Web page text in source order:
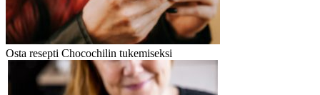
Osta resepti Chocochilin tukemiseksi